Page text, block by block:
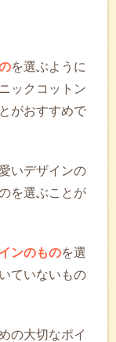
を選ぶように
ックコットン
がおすすめで
いデザインの
を選ぶことが
ンのものを選
ていないもの
の大切なポイ